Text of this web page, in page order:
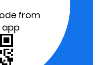
from
app